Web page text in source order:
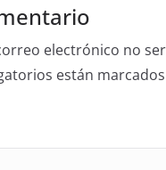
electrónico no
están